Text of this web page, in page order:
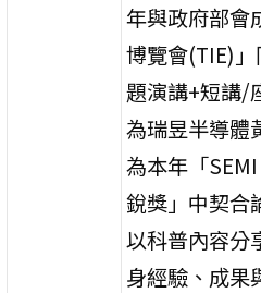
年與政府部會
博覽會(TIE)
題演講+短講/
為瑞昱半導體
為本年「
銳獎」中契合
以科普內容分
身經驗、成果